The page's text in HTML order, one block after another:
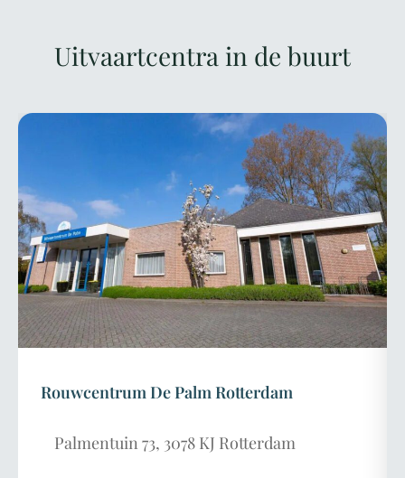
Uitvaartcentra in de buurt
Rouwcentrum De Palm Rotterdam
Palmentuin 73, 3078 KJ Rotterdam